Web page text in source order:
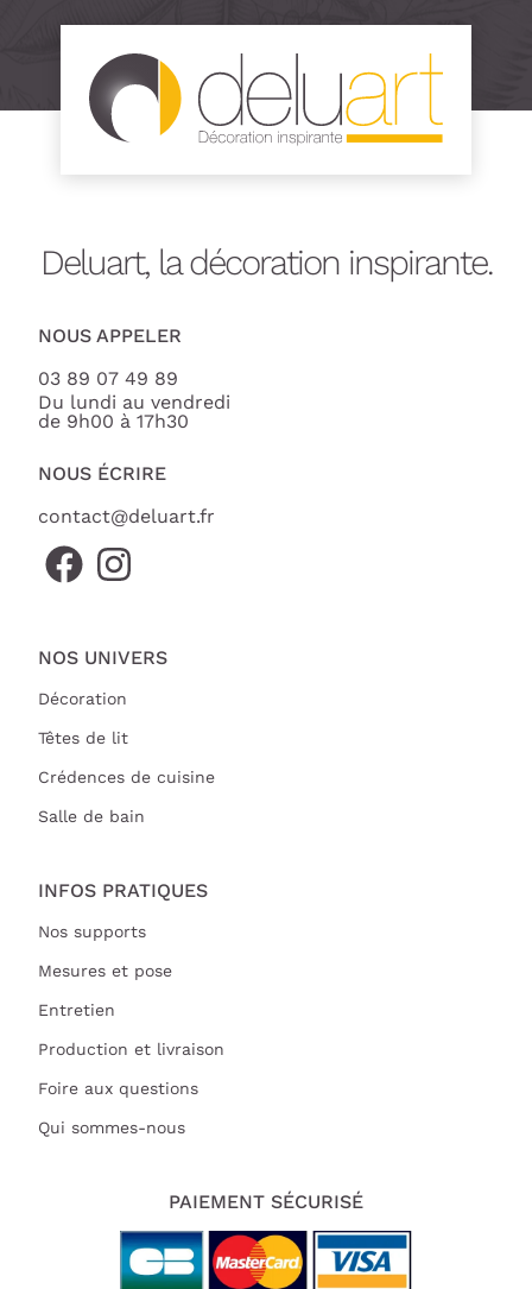
Deluart, la décoration inspirante.
NOUS APPELER
03 89 07 49 89
Du lundi au vendredi
de 9h00 à 17h30
NOUS ÉCRIRE
contact@deluart.fr
NOS UNIVERS
Décoration
Têtes de lit
Crédences de cuisine
Salle de bain
INFOS PRATIQUES
Nos supports
Mesures et pose
Entretien
Production et livraison
Foire aux questions
Qui sommes-nous
PAIEMENT SÉCURISÉ